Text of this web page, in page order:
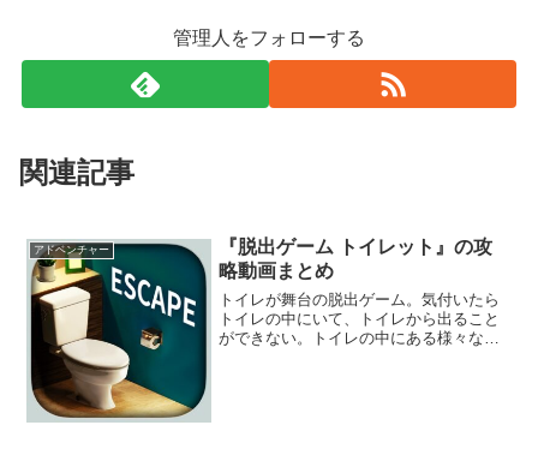
管理人をフォローする
関連記事
アドベンチャー
『脱出ゲーム トイレット』の攻
略動画まとめ
トイレが舞台の脱出ゲーム。気付いたら
トイレの中にいて、トイレから出ること
ができない。トイレの中にある様々な仕